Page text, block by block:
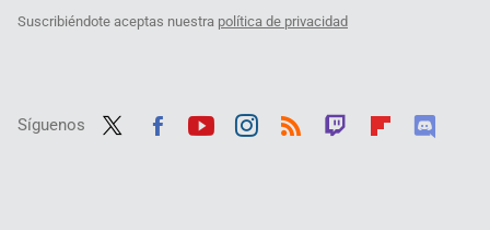
Suscribiéndote aceptas nuestra política de privacidad
Síguenos